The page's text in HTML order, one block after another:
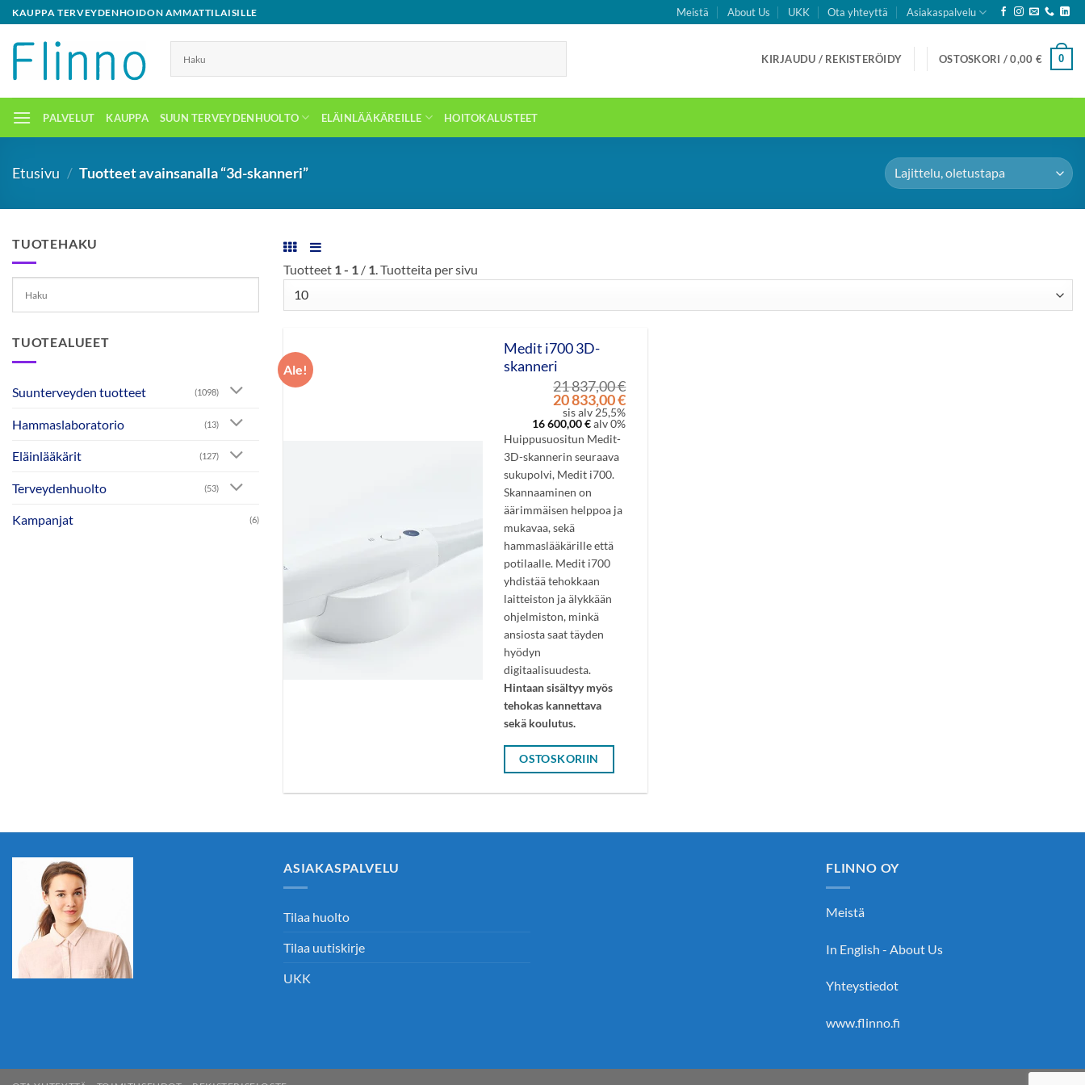
Skip
to
content
KAUPPA TERVEYDENHOIDON AMMATTILAISILLE Meistä About Us UKK Ota yhteyttä Asiakaspalvelu
KIRJAUDU / REKISTERÖIDY OSTOSKORI /0,00 € 0
PALVELUT KAUPPA SUUN TERVEYDENHUOLTO ELÄINLÄÄKÄREILLE HOITOKALUSTEET
Etusivu / Tuotteet avainsanalla “3d-skanneri”
TUOTEHAKU
TUOTEALUEET
Suunterveyden tuotteet (1098)
Hammaslaboratorio (13)
Eläinlääkärit (127)
Terveydenhuolto (53)
Kampanjat (6)
Tuotteet 1 - 1 / 1. Tuotteita per sivu
Ale!
Medit i700 3D-
skanneri
21 837,00€
Alkuperäinen
hinta
oli:
21
837,00 €.
20 833,00€Nykyinen
hinta
on:
sis alv 25,5%
16 600,00€alv 0%
Huippusuositun Medit-
3D-skannerin seuraava
sukupolvi, Medit i700.
Skannaaminen on
äärimmäisen helppoa ja
mukavaa, sekä
hammaslääkärille että
potilaalle. Medit i700
yhdistää tehokkaan
laitteiston ja älykkään
ohjelmiston, minkä
ansiosta saat täyden
hyödyn
digitaalisuudesta.
Hintaan sisältyy myös
tehokas kannettava
sekä koulutus.
OSTOSKORIIN
ASIAKASPALVELU
Tilaa huolto
Tilaa uutiskirje
UKK
FLINNO OY
Meistä
In English - About Us
Yhteystiedot
www.flinno.fi